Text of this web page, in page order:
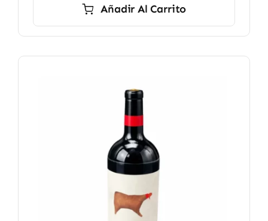
Añadir Al Carrito